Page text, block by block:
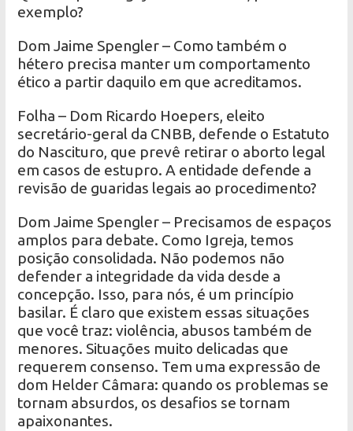
exemplo?
Dom Jaime Spengler – Como também o
hétero precisa manter um comportamento
ético a partir daquilo em que acreditamos.
Folha – Dom Ricardo Hoepers, eleito
secretário-geral da CNBB, defende o Estatuto
do Nascituro, que prevê retirar o aborto legal
em casos de estupro. A entidade defende a
revisão de guaridas legais ao procedimento?
Dom Jaime Spengler – Precisamos de espaços
amplos para debate. Como Igreja, temos
posição consolidada. Não podemos não
defender a integridade da vida desde a
concepção. Isso, para nós, é um princípio
basilar. É claro que existem essas situações
que você traz: violência, abusos também de
menores. Situações muito delicadas que
requerem consenso. Tem uma expressão de
dom Helder Câmara: quando os problemas se
tornam absurdos, os desafios se tornam
apaixonantes.